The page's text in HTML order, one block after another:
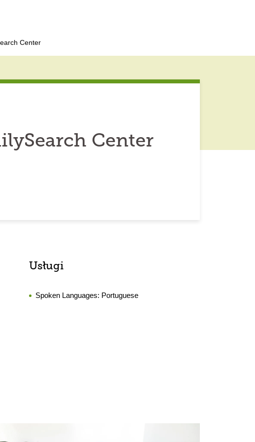
Center
Center
Usługi
Spoken Languages: Portuguese